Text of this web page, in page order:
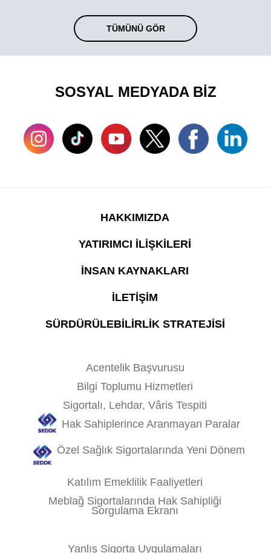
TÜMÜNÜ GÖR
SOSYAL MEDYADA BİZ
HAKKIMIZDA
YATIRIMCI İLİŞKİLERİ
İNSAN KAYNAKLARI
İLETİŞİM
SÜRDÜRÜLEBİLİRLİK STRATEJİSİ
Acentelik Başvurusu
Bilgi Toplumu Hizmetleri
Sigortalı, Lehdar, Vâris Tespiti
Hak Sahiplerince Aranmayan Paralar
Özel Sağlık Sigortalarında Yeni Dönem
Katılım Emeklilik Faaliyetleri
Meblağ Sigortalarında Hak Sahipliği
Sorgulama Ekranı
Yanlış Sigorta Uygulamaları